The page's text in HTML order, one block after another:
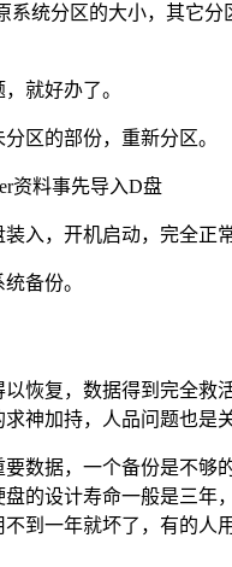
系统分区的大小，其它
就好办了。
区的部份，重新分区。
资料事先导入D盘
装入，开机启动，完全正
备份。
以恢复，数据得到完全救
神加持，人品问题也是关
要数据，一个备份是不够
盘的设计寿命一般是三年
不到一年就坏了，有的人